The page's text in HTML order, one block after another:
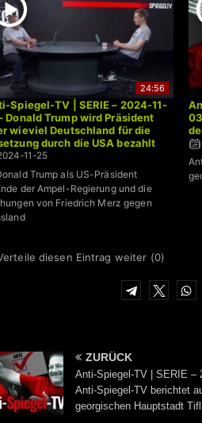
24:56
Spiegel-TV | SERIE – 2024-11-
Donald Trump wird Präsident
wieviel Deutschland für die
durch die USA bezahlt
11-25
Trump als US-Präsident
der Ampel-Regierung und die
von Friedrich Merz gegen
diesen Eintrag weiter (0)
ZURÜCK
Anti-Spiegel-TV | SERIE –
Anti-Spiegel-TV berichtet
georgischen Hauptstadt